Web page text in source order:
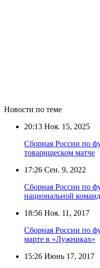
Новости по теме
20:13 Ноя. 15, 2025
Сборная России по
товарищеском матче
17:26 Сен. 9, 2022
Сборная России по
национальной
18:56 Ноя. 11, 2017
Сборная России по
марте в «Лужниках»
15:26 Июнь 17, 2017